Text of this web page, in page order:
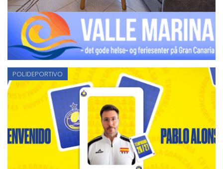
POLIDEPORTIVO